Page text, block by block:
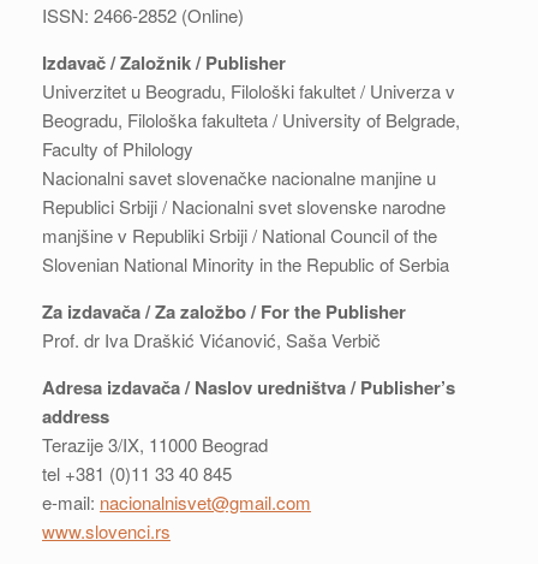
ISSN: 2466-2852 (Online)
Izdavač / Založnik / Publisher
Univerzitet u Beogradu, Filološki fakultet / Univerza v
Beogradu, Filološka fakulteta / University of Belgrade,
Faculty of Philology
Nacionalni savet slovenačke nacionalne manjine u
Republici Srbiji / Nacionalni svet slovenske narodne
manjšine v Republiki Srbiji / National Council of the
Slovenian National Minority in the Republic of Serbia
Za izdavača / Za založbo / For the Publisher
Prof. dr Iva Draškić Vićanović, Saša Verbič
Adresa izdavača / Naslov uredništva / Publisher’s
address
Terazije 3/IX, 11000 Beograd
tel +381 (0)11 33 40 845
e-mail: nacionalnisvet@gmail.com
www.slovenci.rs